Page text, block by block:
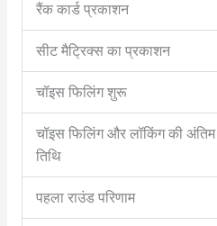
रैंक कार्ड प्रकाशन
सीट मैट्रिक्स का प्रकाशन
चॉइस फिलिंग शुरू
चॉइस फिलिंग और लॉकिंग की अंतिम
तिथि
पहला राउंड परिणाम